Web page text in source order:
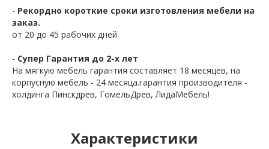
- Рекордно короткие сроки изготовления мебели на
заказ.
от 20 до 45 рабочих дней
- Супер Гарантия до 2-х лет
На мягкую мебель гарантия составляет 18 месяцев, на
корпусную мебель - 24 месяца.гарантия производителя -
холдинга Пинскдрев, ГомельДрев, ЛидаМебель!
Характеристики